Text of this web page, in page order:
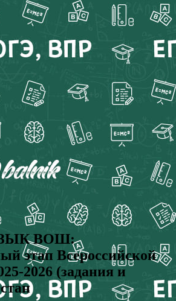
ВОШ:
этап Всероссийской
2026 (задания и